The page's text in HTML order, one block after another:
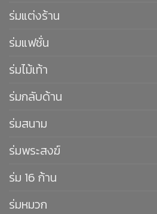
ร่มแต่งร้าน
ร่มแฟชั่น
ร่มไม้เท้า
ร่มกลับด้าน
ร่มสนาม
ร่มพระสงฆ์
ร่ม 16 ก้าน
ร่มหมวก